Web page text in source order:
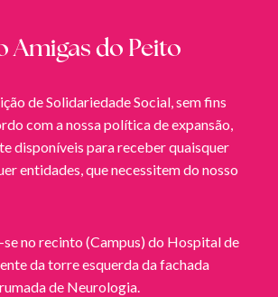
Amigas do Peito
de Solidariedade Social, sem fins
com a nossa política de expansão,
disponíveis para receber quaisquer
entidades, que necessitem do nosso
se no recinto (Campus) do Hospital de
da torre esquerda da fachada
de Neurologia.